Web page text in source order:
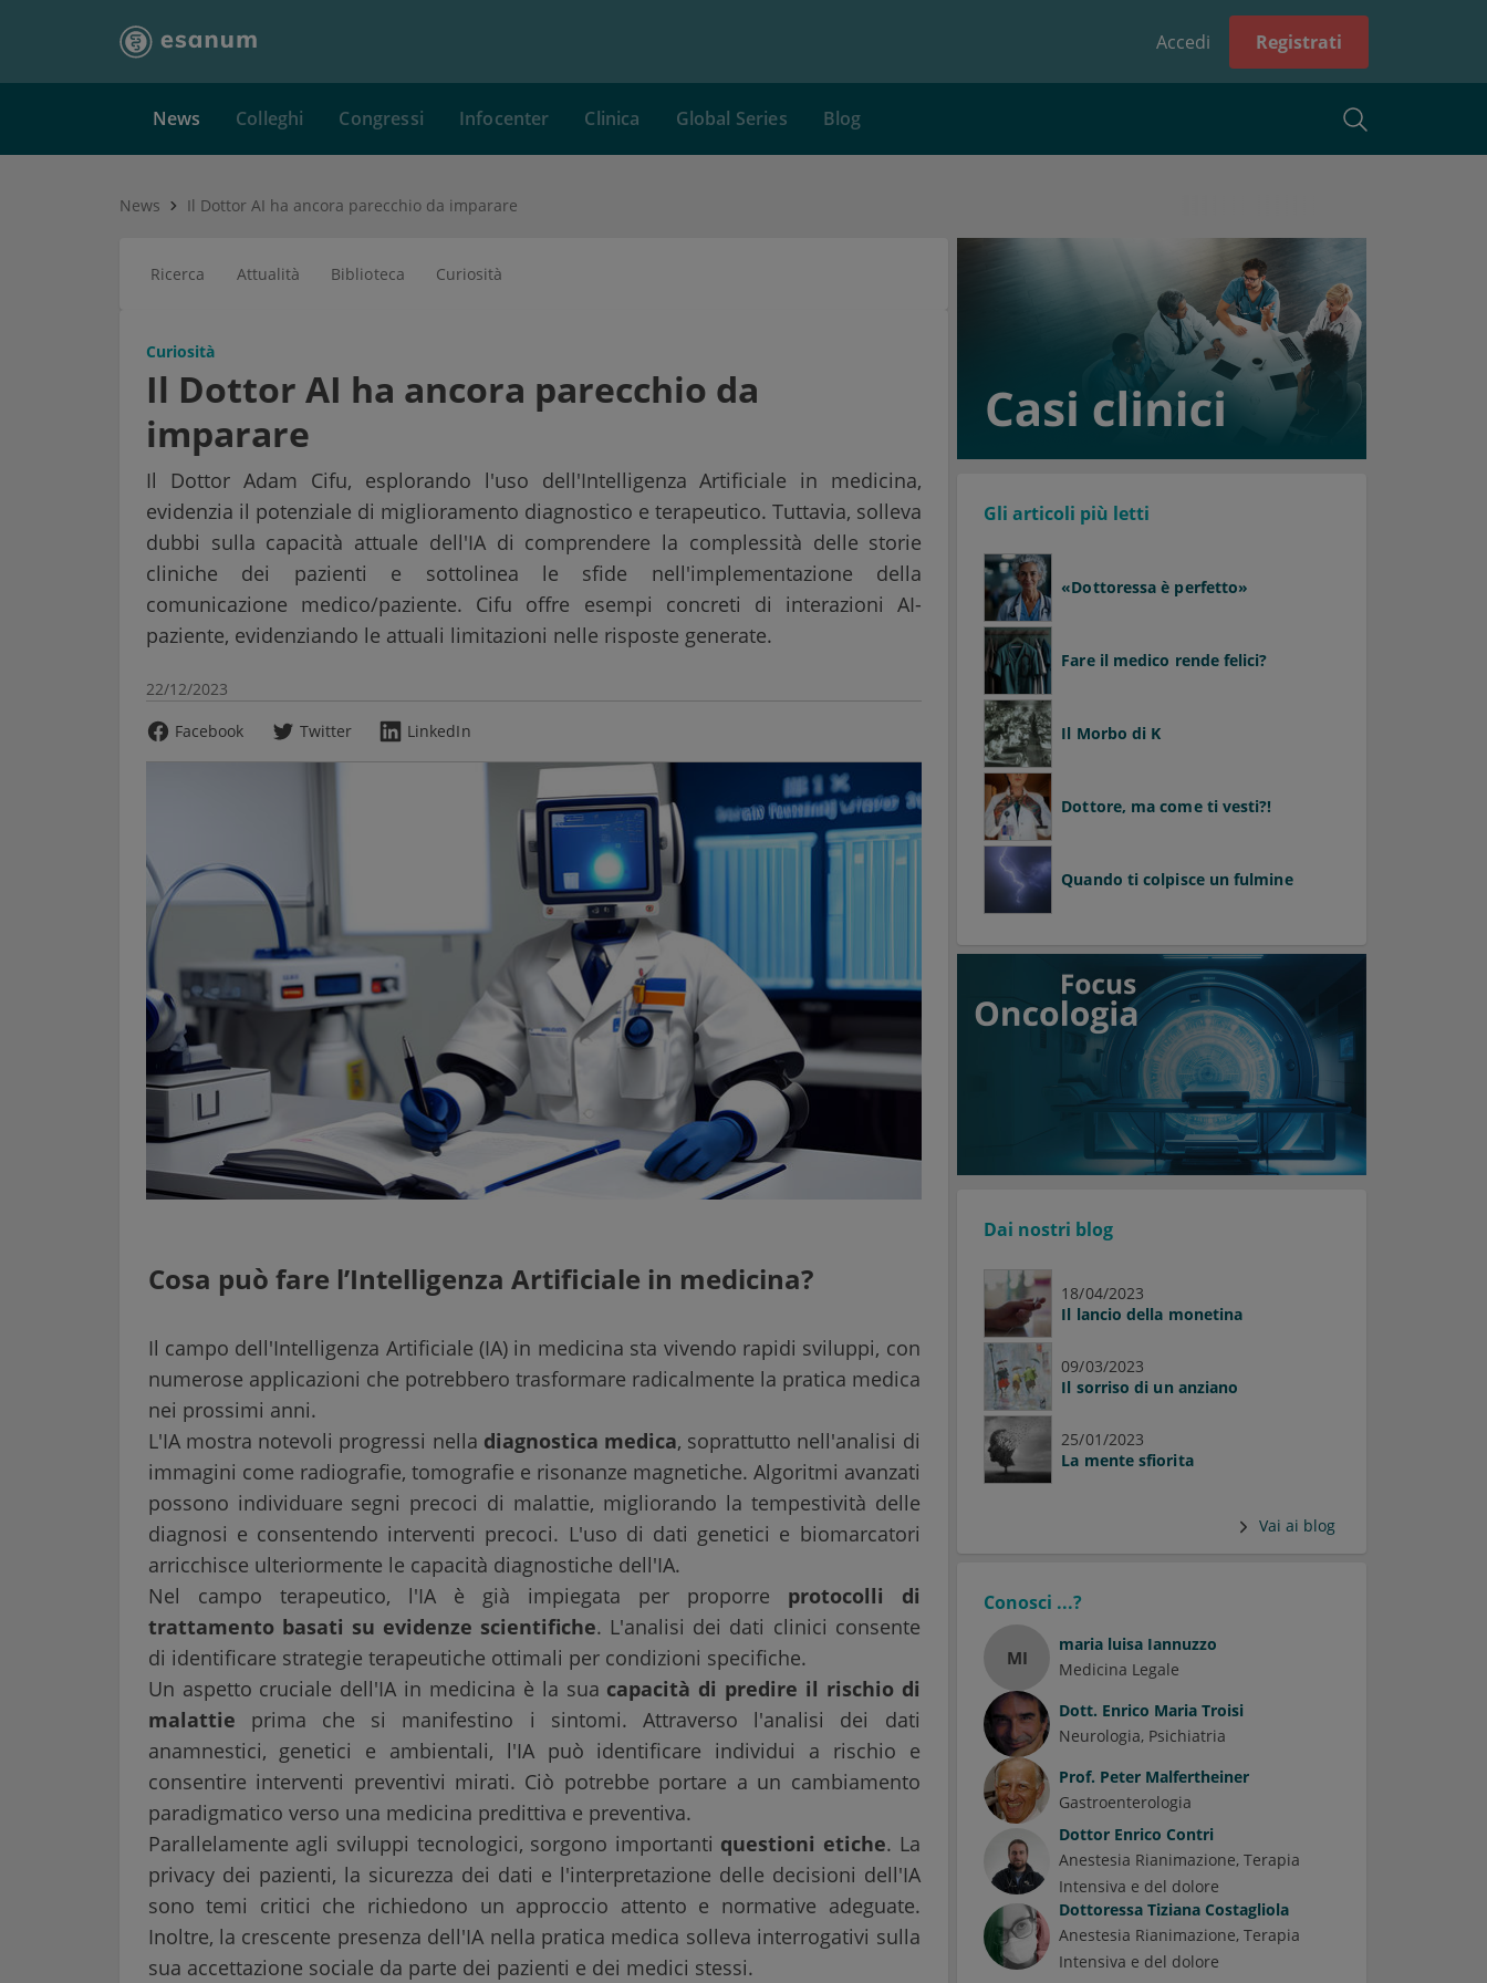
Accedi Registrati
News Colleghi Congressi Infocenter Clinica Global Series Blog
News Il Dottor AI ha ancora parecchio da imparare
Ricerca Attualità Biblioteca Curiosità
Curiosità
Il Dottor AI ha ancora parecchio da
imparare
Il Dottor Adam Cifu, esplorando l'uso dell'Intelligenza Artificiale in medicina,
evidenzia il potenziale di miglioramento diagnostico e terapeutico. Tuttavia, solleva
dubbi sulla capacità attuale dell'IA di comprendere la complessità delle storie
cliniche dei pazienti e sottolinea le sfide nell'implementazione della
comunicazione medico/paziente. Cifu offre esempi concreti di interazioni AI-
paziente, evidenziando le attuali limitazioni nelle risposte generate.
22/12/2023
Facebook
Twitter LinkedIn
Cosa può fare l’Intelligenza Artificiale in medicina?
Il campo dell'Intelligenza Artificiale (IA) in medicina sta vivendo rapidi sviluppi, con
numerose applicazioni che potrebbero trasformare radicalmente la pratica medica
nei prossimi anni.
L'IA mostra notevoli progressi nella diagnostica medica, soprattutto nell'analisi di
immagini come radiografie, tomografie e risonanze magnetiche. Algoritmi avanzati
possono individuare segni precoci di malattie, migliorando la tempestività delle
diagnosi e consentendo interventi precoci. L'uso di dati genetici e biomarcatori
arricchisce ulteriormente le capacità diagnostiche dell'IA.
Nel campo terapeutico, l'IA è già impiegata per proporre protocolli di
trattamento basati su evidenze scientifiche. L'analisi dei dati clinici consente
di identificare strategie terapeutiche ottimali per condizioni specifiche.
Un aspetto cruciale dell'IA in medicina è la sua capacità di predire il rischio di
malattie prima che si manifestino i sintomi. Attraverso l'analisi dei dati
anamnestici, genetici e ambientali, l'IA può identificare individui a rischio e
consentire interventi preventivi mirati. Ciò potrebbe portare a un cambiamento
paradigmatico verso una medicina predittiva e preventiva.
Parallelamente agli sviluppi tecnologici, sorgono importanti questioni etiche. La
privacy dei pazienti, la sicurezza dei dati e l'interpretazione delle decisioni dell'IA
sono temi critici che richiedono un approccio attento e normative adeguate.
Inoltre, la crescente presenza dell'IA nella pratica medica solleva interrogativi sulla
sua accettazione sociale da parte dei pazienti e dei medici stessi.
Gli articoli più letti
«Dottoressa è perfetto»
Fare il medico rende felici?
Il Morbo di K
Dottore, ma come ti vesti?!
Quando ti colpisce un fulmine
Dai nostri blog
18/04/2023
Il lancio della monetina
09/03/2023
Il sorriso di un anziano
25/01/2023
La mente sfiorita
Vai ai blog
Conosci ...?
MI
maria luisa Iannuzzo
Medicina Legale
Dott. Enrico Maria Troisi
Neurologia Psichiatria
Prof. Peter Malfertheiner
Gastroenterologia
Dottor Enrico Contri
Anestesia Rianimazione, Terapia
Intensiva e del dolore
Dottoressa Tiziana Costagliola
Anestesia Rianimazione, Terapia
Intensiva e del dolore